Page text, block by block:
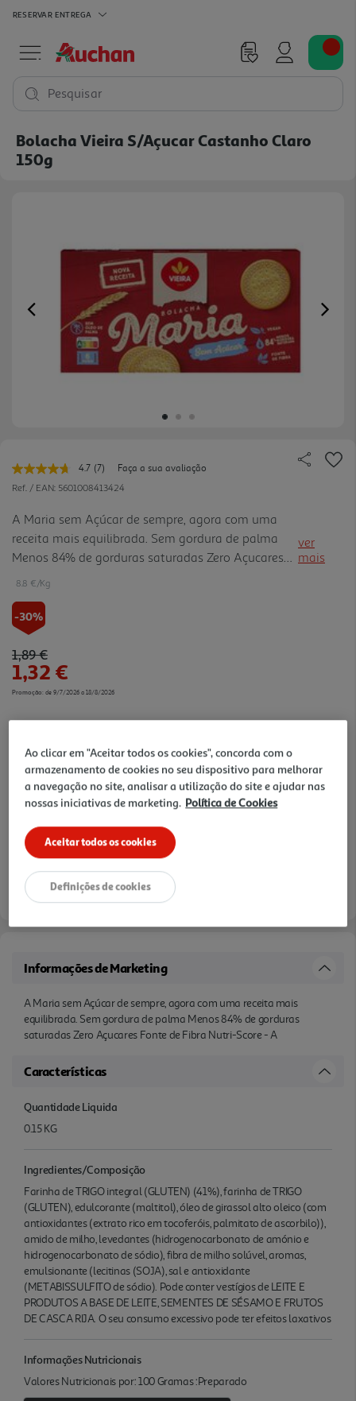
RESERVAR ENTREGA
Pesquisar
Bolacha Vieira S/açucar Castanho Claro
150g
Previous
4.7 Leu
7
Link
para
a
mesma
página.
(7)
Faça a sua avaliação
Ref. / EAN: 5601008413424
A Maria sem Açúcar de sempre, agora com uma
receita mais equilibrada. Sem gordura de palma
Menos 84% de gorduras saturadas Zero Açucares
Fonte de Fibra Nutri-Score - A
ver
mais
8.8 €/Kg
-30%
Price reduced from
1,89 €to
1,32 €
Promoção: de 9/7/2026 a 18/8/2026
Informações de Marketing
A Maria sem Açúcar de sempre, agora com uma receita mais
equilibrada. Sem gordura de palma Menos 84% de gorduras
saturadas Zero Açucares Fonte de Fibra Nutri-Score - A
Características
Quantidade Liquida
0.15 KG
Ingredientes/Composição
Farinha de TRIGO integral (GLUTEN) (41%), farinha de TRIGO
(GLUTEN), edulcorante (maltitol), óleo de girassol alto oleico (com
antioxidantes (extrato rico em tocoferóis, palmitato de ascorbilo)),
amido de milho, levedantes (hidrogenocarbonato de amónio e
hidrogenocarbonato de sódio), fibra de milho solúvel, aromas,
emulsionante (lecitinas (SOJA), sal e antioxidante
(METABISSULFITO de sódio). Pode conter vestígios de LEITE E
PRODUTOS A BASE DE LEITE, SEMENTES DE SÉSAMO E FRUTOS
DE CASCA RIJA. O seu consumo excessivo pode ter efeitos laxativos
Informações Nutricionais
Valores Nutricionais por: 100 Gramas :Preparado
Ao clicar em "Aceitar todos os cookies", concorda com o
armazenamento de cookies no seu dispositivo para melhorar
a navegação no site, analisar a utilização do site e ajudar nas
nossas iniciativas de marketing. Política de Cookies
Aceitar todos os cookies
Definições de cookies